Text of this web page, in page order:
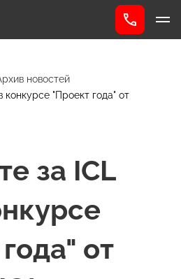
новостей
конкурсе "Проект года" от
за ICL
от